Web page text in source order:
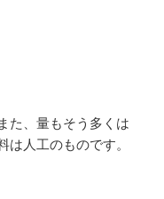
た、量もそう多くは
人工のものです。